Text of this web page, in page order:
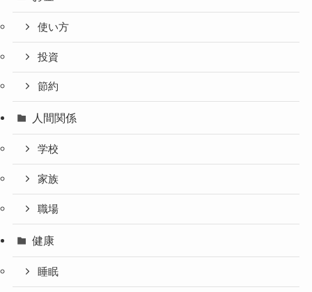
使い方
投資
節約
人間関係
学校
家族
職場
健康
睡眠